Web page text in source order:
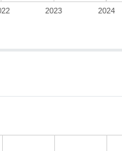
2023 2024